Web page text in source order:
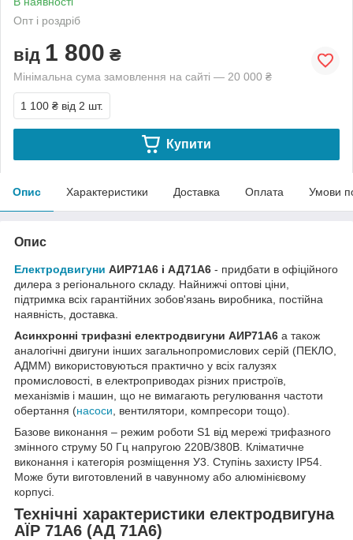
Опт і роздріб
від 1 800 ₴
Мінімальна сума замовлення на сайті — 20 000 ₴
1 100 ₴ від 2 шт.
Купити
Опис Характеристики Доставка Оплата Умови
Опис
Електродвигуни АИР71А6 і АД71А6 - придбати в офіційного
дилера з регіонального складу. Найнижчі оптові ціни,
підтримка всіх гарантійних зобов'язань виробника, постійна
наявність, доставка.
Асинхронні трифазні електродвигуни АИР71А6 а також
аналогічні двигуни інших загальнопромислових серій (ПЕКЛО,
АДММ) використовуються практично у всіх галузях
промисловості, в електроприводах різних пристроїв,
механізмів і машин, що не вимагають регулювання частоти
обертання (насоси , вентилятори, компресори тощо).
Базове виконання – режим роботи S1 від мережі трифазного
змінного струму 50 Гц напругою 220В/380В. Кліматичне
виконання і категорія розміщення У3. Ступінь захисту IP54.
Може бути виготовлений в чавунному або алюмінієвому
корпусі.
Технічні характеристики електродвигуна
АЇР 71А6 (АД 71А6)